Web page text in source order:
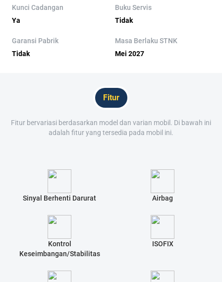
Kunci Cadangan
Ya
Buku Servis
Tidak
Garansi Pabrik
Tidak
Masa Berlaku STNK
Mei 2027
Fitur
Fitur bervariasi berdasarkan model dan varian mobil. Di bawah ini
adalah fitur yang tersedia pada mobil ini.
Sinyal Berhenti Darurat Airbag
Kontrol
Keseimbangan/Stabilitas
ISOFIX